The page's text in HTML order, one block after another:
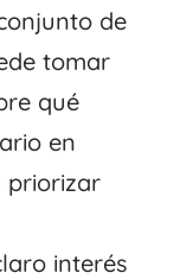
de
tomar
qué
en
priorizar
interés